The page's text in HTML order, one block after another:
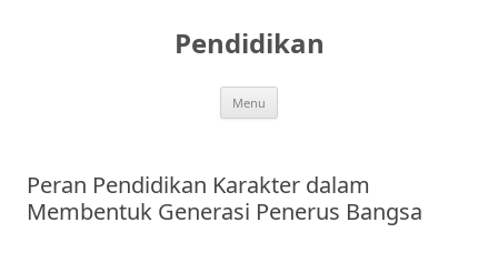
Pendidikan
Menu
Peran Pendidikan Karakter dalam
Membentuk Generasi Penerus Bangsa